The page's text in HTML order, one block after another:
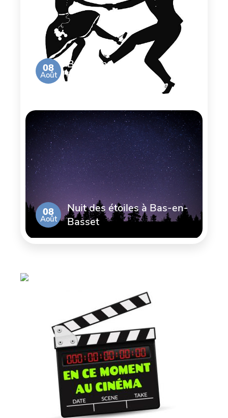
08
Août
Bal de la
Brocante
08
Août
Nuit des étoiles à Bas-en-
Basset